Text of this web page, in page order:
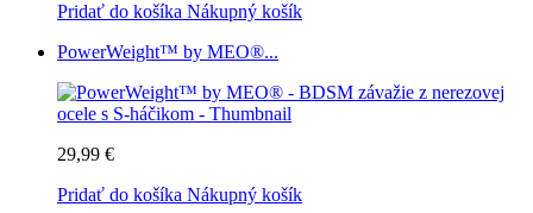
Pridať do košíka Nákupný košík
PowerWeight™ by MEO®...
29,99 €
Pridať do košíka Nákupný košík